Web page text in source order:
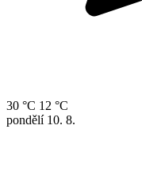
30 °C 12 °C
pondělí 10. 8.